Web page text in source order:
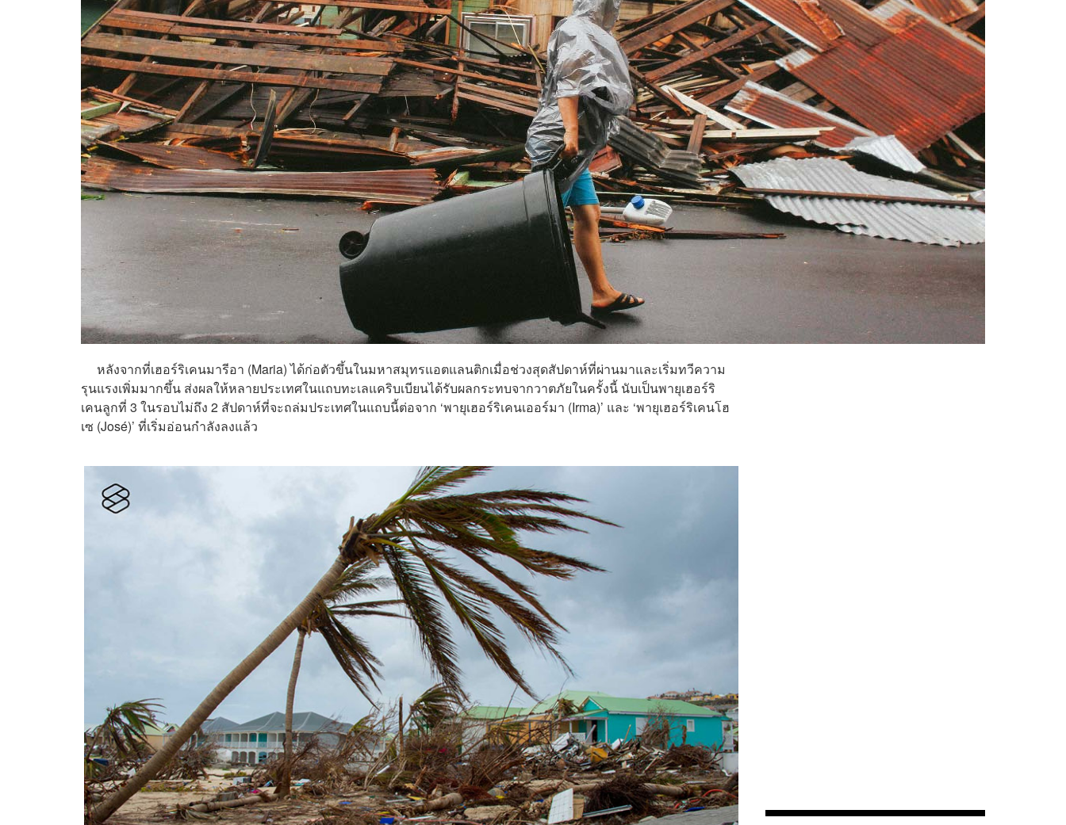
หลังจากที่เฮอร์ริเคนมารีอา (Maria) ได้ก่อตัวขึ้นในมหาสมุทรแอตแลนติกเมื่อช่วงสุดสัปดาห์ที่ผ่านมาและเริ่มทวีความ
รุนแรงเพิ่มมากขึ้น ส่งผลให้หลายประเทศในแถบทะเลแคริบเบียนได้รับผลกระทบจากวาตภัยในครั้งนี้ นับเป็นพายุเฮอร์ริ
เคนลูกที่ 3 ในรอบไม่ถึง 2 สัปดาห์ที่จะถล่มประเทศในแถบนี้ต่อจาก ‘พายุเฮอร์ริเคนเออร์มา (Irma)’ และ ‘พายุเฮอร์ริเคนโฮ
เซ (José)’ ที่เริ่มอ่อนกำลังลงแล้ว